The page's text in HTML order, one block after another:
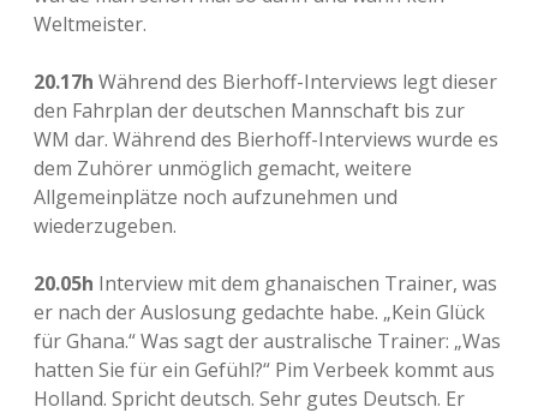
Weltmeister.
20.17h Während des Bierhoff-Interviews legt dieser
den Fahrplan der deutschen Mannschaft bis zur
WM dar. Während des Bierhoff-Interviews wurde es
dem Zuhörer unmöglich gemacht, weitere
Allgemeinplätze noch aufzunehmen und
wiederzugeben.
20.05h Interview mit dem ghanaischen Trainer, was
er nach der Auslosung gedachte habe. „Kein Glück
für Ghana.“ Was sagt der australische Trainer: „Was
hatten Sie für ein Gefühl?“ Pim Verbeek kommt aus
Holland. Spricht deutsch. Sehr gutes Deutsch. Er